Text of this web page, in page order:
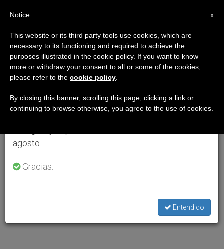
×
Aviso importante
Del 27 de julio al 7 de agosto haremos la pausa
anual, aprovechando que en el periodo de verano
se generan menos informaciones y también el
agosto.
Gracias.
Entendido
x
Notice
This website or its third party tools use cookies, which are
necessary to its functioning and required to achieve the
purposes illustrated in the cookie policy. If you want to know
more or withdraw your consent to all or some of the cookies,
please refer to the cookie policy
By closing this banner, scrolling this page, clicking a link or
continuing to browse otherwise, you agree to the use of cookies.